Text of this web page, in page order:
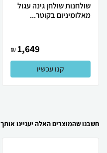
שולחנות שולחן גינה עגול
מאלומיניום בקוטר...
1,649
₪
קנו עכשיו
חשבנו שהמוצרים האלה יעניינו אותך